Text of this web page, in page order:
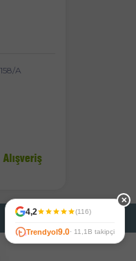
A
4,2 (116)
Trendyol9.0· 11,1B takipçi
✕